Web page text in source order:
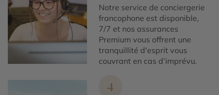
Notre service de conciergerie
francophone est disponible,
7/7 et nos assurances
Premium vous offrent une
tranquillité d'esprit vous
couvrant en cas d’imprévu.
4